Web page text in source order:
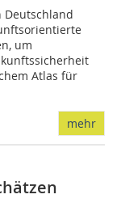
Deutschland
um
Atlas für
mehr